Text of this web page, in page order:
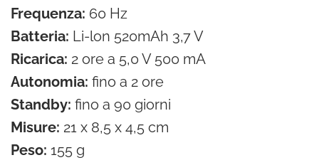
Frequenza: 60 Hz
Batteria: Li-lon 520mAh 3,7 V
Ricarica: 2 ore a 5,0 V 500 mA
Autonomia: fino a 2 ore
Standby: fino a 90 giorni
Misure: 21 x 8,5 x 4,5 cm
Peso: 155 g